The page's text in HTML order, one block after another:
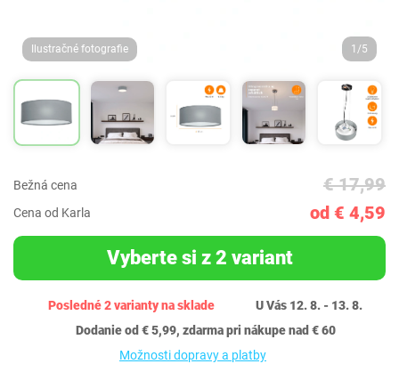
Ilustračné fotografie 1/5
Bežná cena € 17,99
Cena od Karla od € 4,59
Vyberte si z 2 variant
Posledné 2 varianty na sklade
U Vás 12. 8. - 13. 8.
Dodanie od € 5,99, zdarma pri nákupe nad € 60
Možnosti dopravy a platby